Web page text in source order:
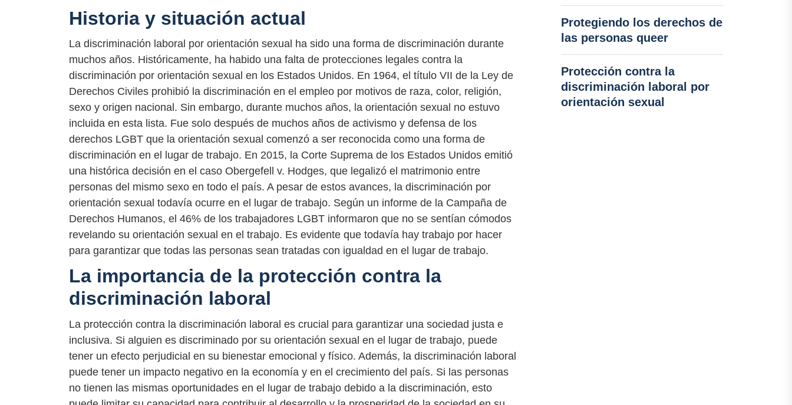
Historia y situación actual
La discriminación laboral por orientación sexual ha sido una forma de discriminación durante
muchos años. Históricamente, ha habido una falta de protecciones legales contra la
discriminación por orientación sexual en los Estados Unidos. En 1964, el título VII de la Ley de
Derechos Civiles prohibió la discriminación en el empleo por motivos de raza, color, religión,
sexo y origen nacional. Sin embargo, durante muchos años, la orientación sexual no estuvo
incluida en esta lista. Fue solo después de muchos años de activismo y defensa de los
derechos LGBT que la orientación sexual comenzó a ser reconocida como una forma de
discriminación en el lugar de trabajo. En 2015, la Corte Suprema de los Estados Unidos emitió
una histórica decisión en el caso Obergefell v. Hodges, que legalizó el matrimonio entre
personas del mismo sexo en todo el país. A pesar de estos avances, la discriminación por
orientación sexual todavía ocurre en el lugar de trabajo. Según un informe de la Campaña de
Derechos Humanos, el 46% de los trabajadores LGBT informaron que no se sentían cómodos
revelando su orientación sexual en el trabajo. Es evidente que todavía hay trabajo por hacer
para garantizar que todas las personas sean tratadas con igualdad en el lugar de trabajo.
La importancia de la protección contra la
discriminación laboral
La protección contra la discriminación laboral es crucial para garantizar una sociedad justa e
inclusiva. Si alguien es discriminado por su orientación sexual en el lugar de trabajo, puede
tener un efecto perjudicial en su bienestar emocional y físico. Además, la discriminación laboral
puede tener un impacto negativo en la economía y en el crecimiento del país. Si las personas
no tienen las mismas oportunidades en el lugar de trabajo debido a la discriminación, esto
Protegiendo los derechos de
las personas queer
Protección contra la
discriminación laboral por
orientación sexual